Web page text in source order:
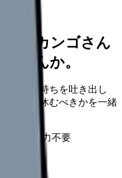
ら、カンゴさん
せんか。
今の気持ちを吐き出し
、少し休むべきかを一緒
院名は入力不要